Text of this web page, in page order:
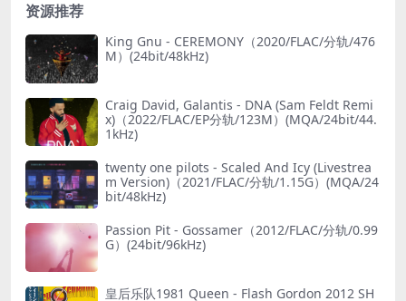
资源推荐
King Gnu - CEREMONY（2020/FLAC/分轨/476
M）(24bit/48kHz)
Craig David, Galantis - DNA (Sam Feldt Remi
x)（2022/FLAC/EP分轨/123M）(MQA/24bit/44.
1kHz)
twenty one pilots - Scaled And Icy (Livestrea
m Version)（2021/FLAC/分轨/1.15G）(MQA/24
bit/48kHz)
Passion Pit - Gossamer（2012/FLAC/分轨/0.99
G）(24bit/96kHz)
皇后乐队1981 Queen - Flash Gordon 2012 SH